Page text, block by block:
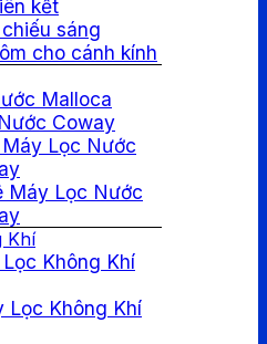
kết
sáng
cho cánh kính
Malloca
Coway
Lọc Nước
Máy Lọc Nước
Khí
Không Khí
Lọc Không Khí